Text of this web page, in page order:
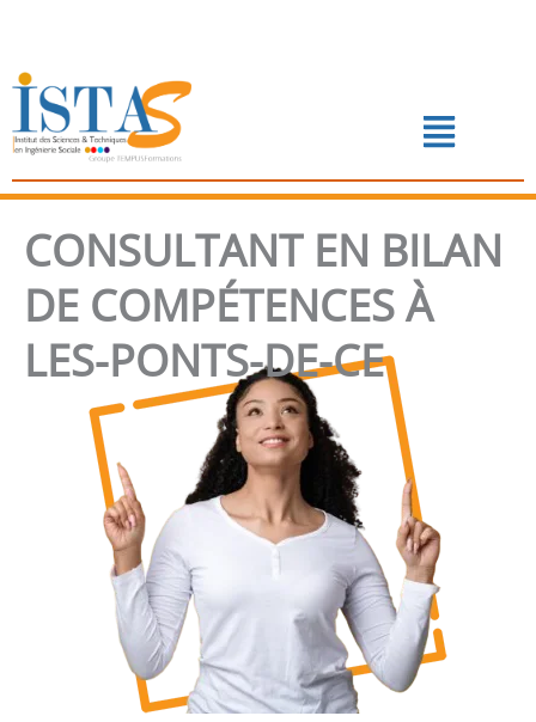
contenu
Menu
📅 PRENDRE RENDEZ-VOUS
CONSULTANT EN BILAN
DE COMPÉTENCES À
LES-PONTS-DE-CE